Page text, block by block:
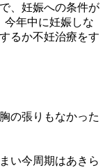
、妊娠への条件が
今年中に妊娠しな
るか不妊治療をす
の張りもなかった
い今周期はあきら